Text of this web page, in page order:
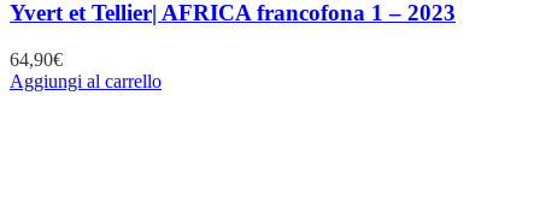
Yvert et Tellier| AFRICA francofona 1 – 2023
64,90€
Aggiungi al carrello